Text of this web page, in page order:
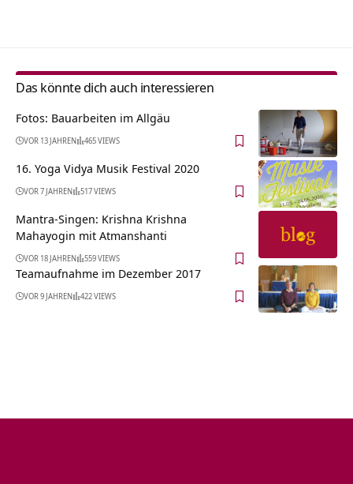
Das könnte dich auch interessieren
Fotos: Bauarbeiten im Allgäu
VOR 13 JAHREN 465 VIEWS
16. Yoga Vidya Musik Festival 2020
VOR 7 JAHREN 517 VIEWS
Mantra-Singen: Krishna Krishna
Mahayogin mit Atmanshanti
VOR 18 JAHREN 559 VIEWS
Teamaufnahme im Dezember 2017
VOR 9 JAHREN 422 VIEWS